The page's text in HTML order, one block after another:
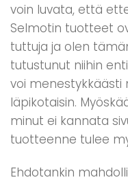
voin luvata, että
Selmotin tuotteet
tuttuja ja olen
tutustunut niihin
voi menestykkäästi
läpikotaisin.
minut ei kannata
tuotteenne tulee
Ehdotankin